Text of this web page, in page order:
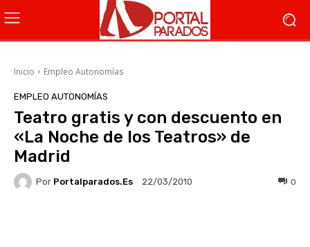
Inicio Empleo Autonomías
EMPLEO AUTONOMÍAS
Teatro gratis y con descuento en
«La Noche de los Teatros» de
Madrid
Por Portalparados.es 22/03/2010 0